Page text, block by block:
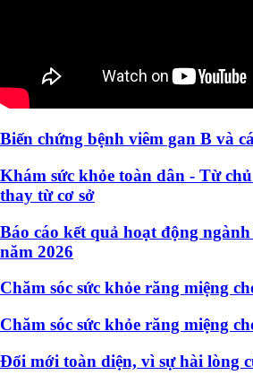
Biến chứng bệnh viêm gan B và
Khám sức khỏe toàn dân - Từ
thay từ cơ sở
Báo cáo kết quả hoạt động
năm 2026
Chăm sóc sức khỏe răng miệng
Chăm sóc sức khỏe răng miệng
Đổi mới toàn diện, vì sự hài lòng